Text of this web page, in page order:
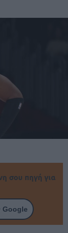
σου πηγή για
Google